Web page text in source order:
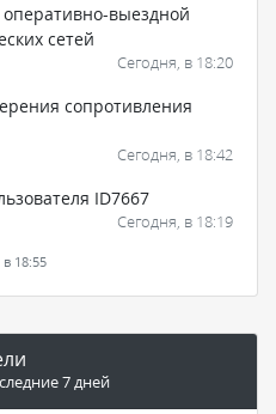
выездной
сетей
Сегодня, в 18:20
сопротивления
Сегодня, в 18:42
ID7667
Сегодня, в 18:19
18:55
7 дней